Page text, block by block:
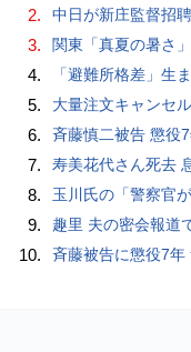
2. 中日が新庄監督招
3. 関東「真夏の暑さ
4. 「避難所格差」生
5. 大量注文キャンセ
6. 斉藤慎二被告 懲役
7. 寿美花代さん死去
8. 玉川氏の「警察官
9. 趣里 夫の密会報道
10. 斉藤被告に懲役7年